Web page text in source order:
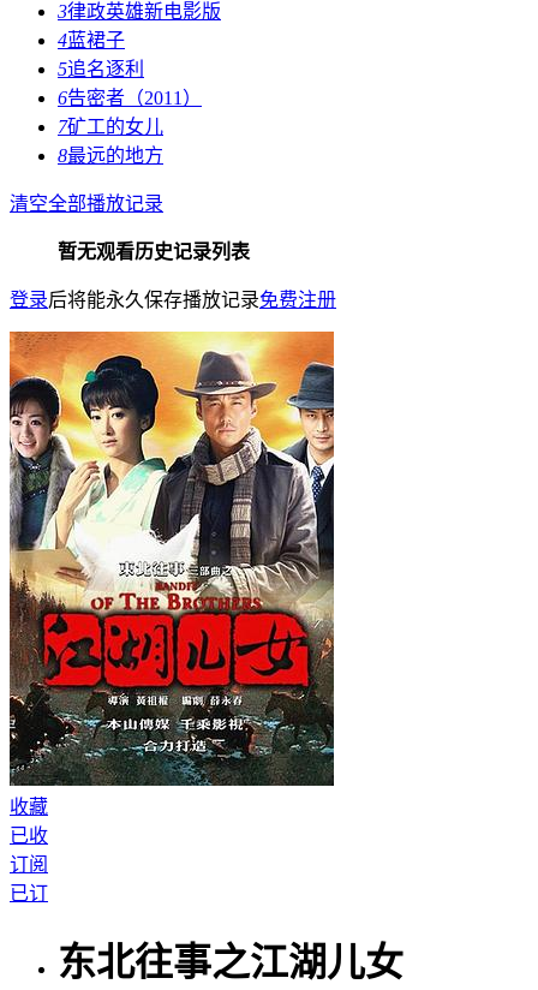
3律政英雄新电影版
4蓝裙子
5追名逐利
6告密者（2011）
7矿工的女儿
8最远的地方
清空全部播放记录
暂无观看历史记录列表
登录后将能永久保存播放记录免费注册
收藏
已收
订阅
已订
东北往事之江湖儿女